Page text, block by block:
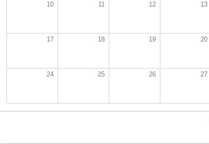
10 11 12 13
17 18 19 20
24 25 26 27